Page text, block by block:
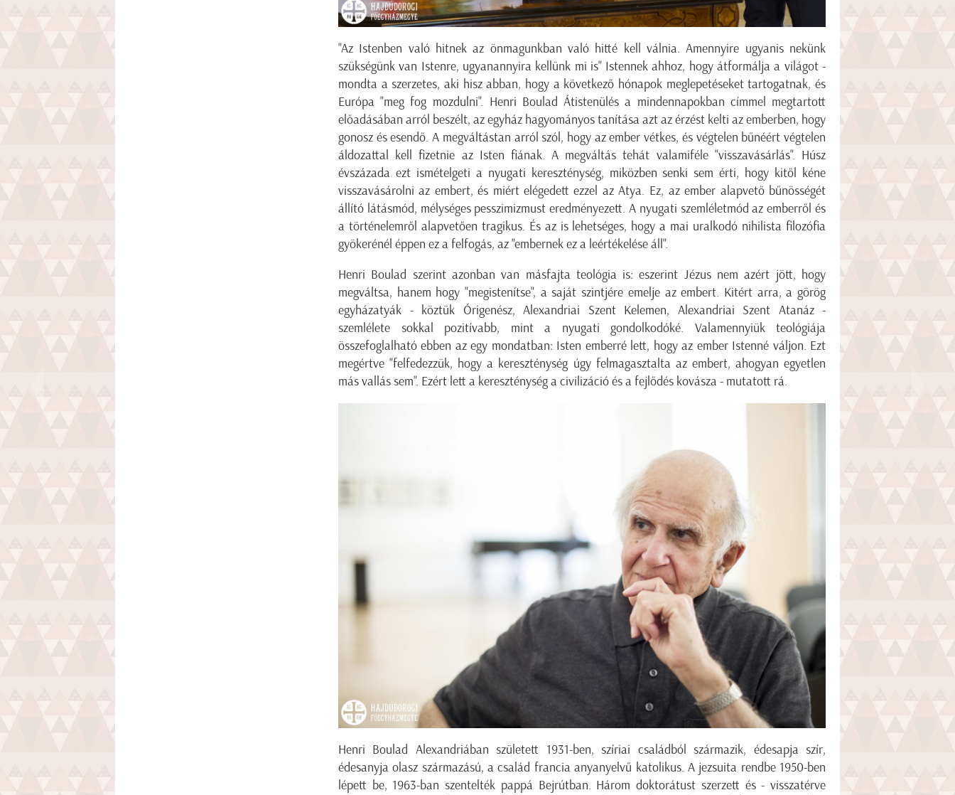
"Az Istenben való hitnek az önmagunkban való hitté kell válnia. Amennyire ugyanis nekünk
szükségünk van Istenre, ugyanannyira kellünk mi is" Istennek ahhoz, hogy átformálja a világot -
mondta a szerzetes, aki hisz abban, hogy a következő hónapok meglepetéseket tartogatnak, és
Európa "meg fog mozdulni". Henri Boulad Átistenülés a mindennapokban címmel megtartott
előadásában arról beszélt, az egyház hagyományos tanítása azt az érzést kelti az emberben, hogy
gonosz és esendő. A megváltástan arról szól, hogy az ember vétkes, és végtelen bűnéért végtelen
áldozattal kell fizetnie az Isten fiának. A megváltás tehát valamiféle "visszavásárlás". Húsz
évszázada ezt ismételgeti a nyugati kereszténység, miközben senki sem érti, hogy kitől kéne
visszavásárolni az embert, és miért elégedett ezzel az Atya. Ez, az ember alapvető bűnösségét
állító látásmód, mélységes pesszimizmust eredményezett. A nyugati szemléletmód az emberről és
a történelemről alapvetően tragikus. És az is lehetséges, hogy a mai uralkodó nihilista filozófia
gyökerénél éppen ez a felfogás, az "embernek ez a leértékelése áll".
Henri Boulad szerint azonban van másfajta teológia is: eszerint Jézus nem azért jött, hogy
megváltsa, hanem hogy "megistenítse", a saját szintjére emelje az embert. Kitért arra, a görög
egyházatyák - köztük Órigenész, Alexandriai Szent Kelemen, Alexandriai Szent Atanáz -
szemlélete sokkal pozitívabb, mint a nyugati gondolkodóké. Valamennyiük teológiája
összefoglalható ebben az egy mondatban: Isten emberré lett, hogy az ember Istenné váljon. Ezt
megértve "felfedezzük, hogy a kereszténység úgy felmagasztalta az embert, ahogyan egyetlen
más vallás sem". Ezért lett a kereszténység a civilizáció és a fejlődés kovásza - mutatott rá.
Henri Boulad Alexandriában született 1931-ben, szíriai családból származik, édesapja szír,
édesanyja olasz származású, a család francia anyanyelvű katolikus. A jezsuita rendbe 1950-ben
lépett be, 1963-ban szentelték pappá Bejrútban. Három doktorátust szerzett és - visszatérve